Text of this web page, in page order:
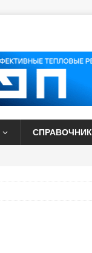
СПРАВОЧНИК